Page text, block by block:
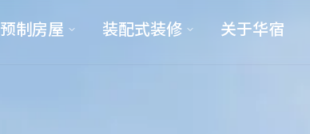
预制房屋 装配式装修 关于华宿